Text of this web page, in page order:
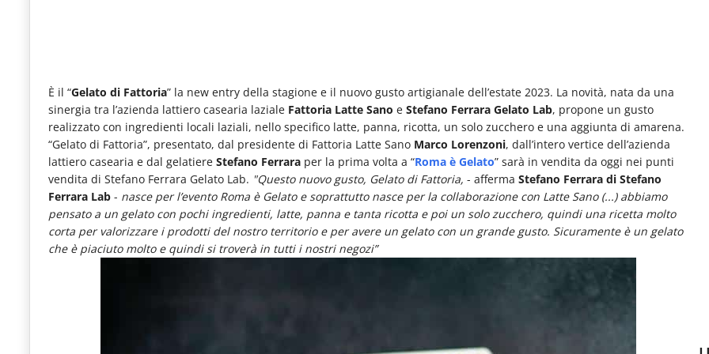
comparto
Horeca.
È il “Gelato di Fattoria” la new entry della stagione e il nuovo gusto artigianale dell’estate 2023. La novità, nata da una
sinergia tra l’azienda lattiero casearia laziale Fattoria Latte Sano e Stefano Ferrara Gelato Lab, propone un gusto
realizzato con ingredienti locali laziali, nello specifico latte, panna, ricotta, un solo zucchero e una aggiunta di amarena.
“Gelato di Fattoria”, presentato, dal presidente di Fattoria Latte Sano Marco Lorenzoni, dall’intero vertice dell’azienda
lattiero casearia e dal gelatiere Stefano Ferrara per la prima volta a “Roma è Gelato” sarà in vendita da oggi nei punti
vendita di Stefano Ferrara Gelato Lab. "Questo nuovo gusto, Gelato di Fattoria, - afferma Stefano Ferrara di Stefano
Ferrara Lab - nasce per l’evento Roma è Gelato e soprattutto nasce per la collaborazione con Latte Sano (...) abbiamo
pensato a un gelato con pochi ingredienti, latte, panna e tanta ricotta e poi un solo zucchero, quindi una ricetta molto
corta per valorizzare i prodotti del nostro territorio e per avere un gelato con un grande gusto. Sicuramente è un gelato
che è piaciuto molto e quindi si troverà in tutti i nostri negozi”